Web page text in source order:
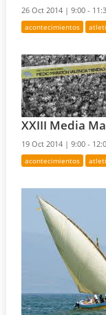
26 Oct 2014 |9:00 -
acontecimientos
XXIII Media
19 Oct 2014 |9:00 -
acontecimientos